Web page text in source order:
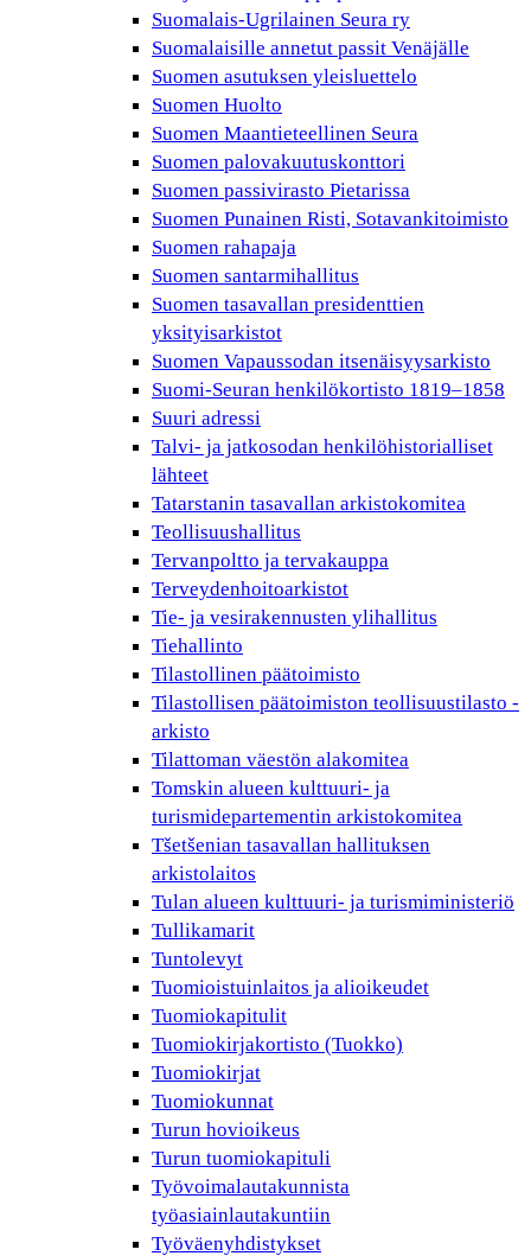
Suomalais-Ugrilainen Seura ry
Suomalaisille annetut passit Venäjälle
Suomen asutuksen yleisluettelo
Suomen Huolto
Suomen Maantieteellinen Seura
Suomen palovakuutuskonttori
Suomen passivirasto Pietarissa
Suomen Punainen Risti, Sotavankitoimisto
Suomen rahapaja
Suomen santarmihallitus
Suomen tasavallan presidenttien
yksityisarkistot
Suomen Vapaussodan itsenäisyysarkisto
Suomi-Seuran henkilökortisto 1819–1858
Suuri adressi
Talvi- ja jatkosodan henkilöhistorialliset
lähteet
Tatarstanin tasavallan arkistokomitea
Teollisuushallitus
Tervanpoltto ja tervakauppa
Terveydenhoitoarkistot
Tie- ja vesirakennusten ylihallitus
Tiehallinto
Tilastollinen päätoimisto
Tilastollisen päätoimiston teollisuustilasto -
arkisto
Tilattoman väestön alakomitea
Tomskin alueen kulttuuri- ja
turismidepartementin arkistokomitea
Tšetšenian tasavallan hallituksen
arkistolaitos
Tulan alueen kulttuuri- ja turismiministeriö
Tullikamarit
Tuntolevyt
Tuomioistuinlaitos ja alioikeudet
Tuomiokapitulit
Tuomiokirjakortisto (Tuokko)
Tuomiokirjat
Tuomiokunnat
Turun hovioikeus
Turun tuomiokapituli
Työvoimalautakunnista
työasiainlautakuntiin
Työväenyhdistykset